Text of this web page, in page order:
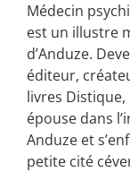
Médecin
est un illustre
d’Anduze.
éditeur,
livres Distique,
épouse dans
Anduze et
petite cité